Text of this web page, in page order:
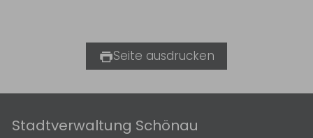
Seite ausdrucken
​Stadtverwaltung Schönau